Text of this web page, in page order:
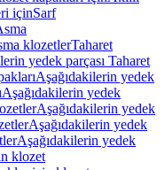
içinSarf
klozetlerTaharet
yedek parçası Taharet
Aşağıdakilerin yedek
Aşağıdakilerin yedek
Aşağıdakilerin yedek
Aşağıdakilerin yedek
Aşağıdakilerin yedek
klozet